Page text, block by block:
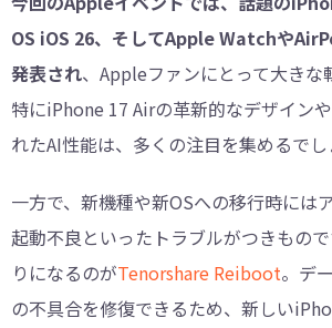
OS iOS 26、そしてApple Watchや
発表され、Appleファンにとって大きな
特にiPhone 17 Airの革新的なデザイン
れたAI性能は、多くの注目を集めるでし
一方で、新機種や新OSへの移行時には
起動不良といったトラブルがつきもの
りになるのがTenorshare Reiboot。デ
の不具合を修復できるため、新しい